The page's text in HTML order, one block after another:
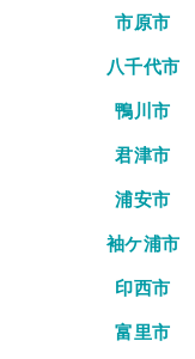
市原市
八千代市
鴨川市
君津市
浦安市
袖ケ浦市
印西市
富里市